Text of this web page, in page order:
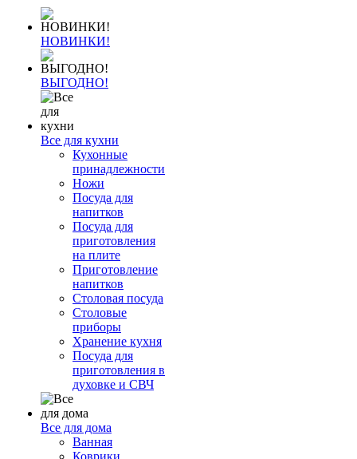
НОВИНКИ!
ВЫГОДНО!
Все для кухни
Кухонные
принадлежности
Ножи
Посуда для
напитков
Посуда для
приготовления
на плите
Приготовление
напитков
Столовая посуда
Столовые
приборы
Хранение кухня
Посуда для
приготовления в
духовке и СВЧ
Все для дома
Ванная
Коврики